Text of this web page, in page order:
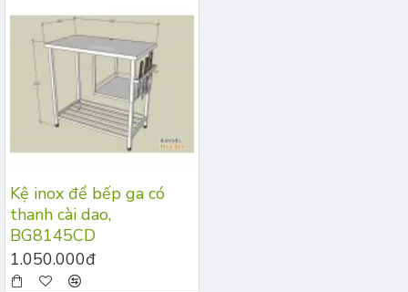
Kệ inox để bếp ga có
thanh cài dao,
BG8145CD
1.050.000đ